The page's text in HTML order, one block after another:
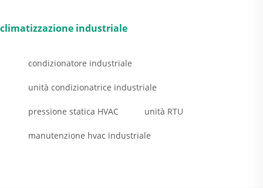
climatizzazione industriale
condizionatore industriale
unità condizionatrice industriale
pressione statica HVAC unità RTU
manutenzione hvac industriale